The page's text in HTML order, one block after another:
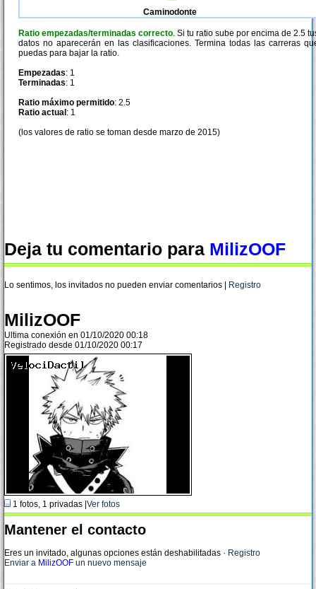
Caminodonte
Ratio empezadas/terminadas correcto. Si tu ratio sube por encima de 2.5
datos no aparecerán en las clasificaciones. Termina todas las carreras
puedas para bajar la ratio.
Empezadas: 1
Terminadas: 1
Ratio máximo permitido: 2.5
Ratio actual : 1
(los valores de ratio se toman desde marzo de 2015)
Deja tu comentario para MilizOOF
Lo sentimos, los invitados no pueden enviar comentarios | Registro
MilizOOF
Ultima conexión en 01/10/2020 00:18
Registrado desde 01/10/2020 00:17
1 fotos, 1 privadas | Ver fotos
Mantener el contacto
Eres un invitado, algunas opciones están deshabilitadas · Registro
Enviar a MilizOOF un nuevo mensaje